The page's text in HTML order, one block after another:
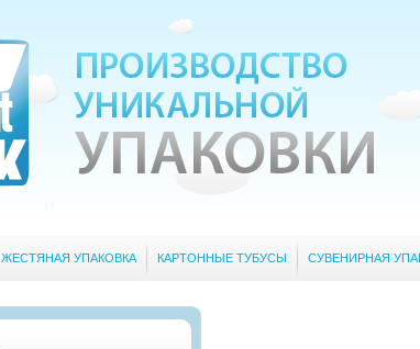
ЖЕСТЯНАЯ УПАКОВКА КАРТОННЫЕ ТУБУСЫ СУВЕНИРНАЯ